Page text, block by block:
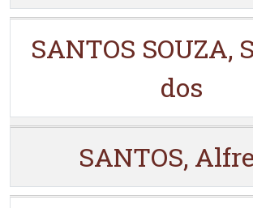
SANTOS SOUZA,
dos
SANTOS,